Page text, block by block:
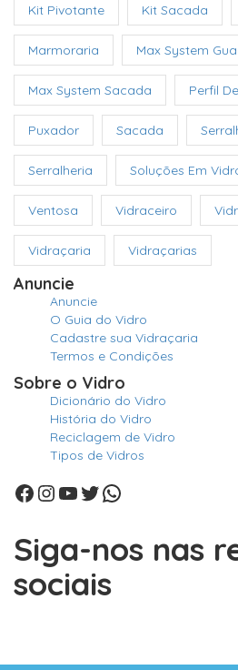
Kit Pivotante Kit Sacada
Marmoraria Max System
Max System Sacada Perfil
Puxador Sacada
Serralheria Soluções Em
Ventosa Vidraceiro
Vidraçaria Vidraçarias
Anuncie
Anuncie
O Guia do Vidro
Cadastre sua Vidraçaria
Termos e Condições
Sobre o Vidro
Dicionário do Vidro
História do Vidro
Reciclagem de Vidro
Tipos de Vidros
Facebook
Instagram
Youtube
Twitter
WhatsApp
Siga-nos nas
sociais